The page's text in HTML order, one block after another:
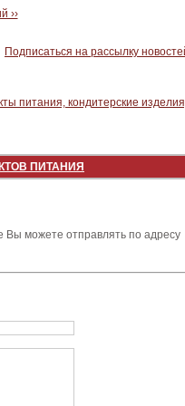
››
Подписаться на рассылку
ПИТАНИЯ
можете отправлять по адресу